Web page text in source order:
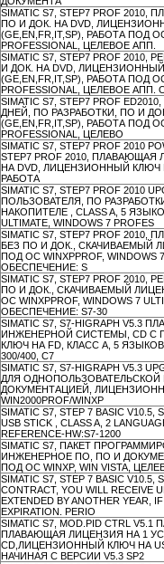
SIMATIC S7, STEP7 PROF
ПО И ДОК. НА DVD,
(GE,EN,FR,IT,SP), РАБОТА ПОД ОС
PROFESSIONAL, ЦЕЛЕВОЕ АПП.
SIMATIC S7, STEP7 PROF
И ДОК. НА DVD, ЛИЦЕНЗИОННЫЙ
(GE,EN,FR,IT,SP), РАБОТА ПОД ОС
PROFESSIONAL, ЦЕЛЕВОЕ АПП.
SIMATIC S7, STEP7 PROF
ДНЕЙ, ПО РАЗРАБОТКИ, ПО И
(GE,EN,FR,IT,SP), РАБОТА ПОД ОС
PROFESSIONAL, ЦЕЛЕВО
SIMATIC S7, STEP7 PROF 2010
STEP7 PROF 2010,
НА DVD, ЛИЦЕНЗИОННЫЙ КЛЮЧ
РАБОТА
SIMATIC S7, STEP7 PROF
ПОЛЬЗОВАТЕЛЯ, ПО
НАКОПИТЕЛЕ , CLASS A, 5
ULTIMATE, WINDOWS 7 PROFES
SIMATIC S7, STEP7 PROF
БЕЗ ПО И ДОК., СКАЧИВАЕМЫЙ
ПОД ОС WINXPPROF, WINDOWS
ОБЕСПЕЧЕНИЕ: S
SIMATIC S7, STEP7 PROF
ПО И ДОК., СКАЧИВАЕМЫЙ
ОС WINXPPROF, WINDOWS 7
ОБЕСПЕЧЕНИЕ: S7-30
SIMATIC S7, S7-HIGRAPH
ИНЖЕНЕРНОЙ СИСТЕМЫ, CD С
КЛЮЧ НА FD, КЛАСС A, 5 ЯЗЫКОВ
300/400, C7
SIMATIC S7, S7-HIGRAPH
ДЛЯ
ДОКУМЕНТАЦИЕЙ,
WIN2000PROF/WINXP
SIMATIC S7, STEP 7 BASIC V10.5,
USB STICK , CLASS A, 2
REFERENCE-HW:S7-1200
SIMATIC S7, ПАКЕТ
ИНЖЕНЕРНОЕ ПО, ПО И
ПОД ОС WINXP, WIN VISTA,
SIMATIC S7, STEP 7 BASIC V10.5,
CONTRACT, YOU WILL RECEIVE
EXTENDED BY ANOTHER YEAR,
EXPIRATION. PERIO
SIMATIC S7, MOD.PID CTRL
ПЛАВАЮЩАЯ ЛИЦЕНЗИЯ НА 1
CD,ЛИЦЕНЗИОННЫЙ КЛЮЧ НА
НАЧИНАЯ С ВЕРСИИ V5.3 SP2